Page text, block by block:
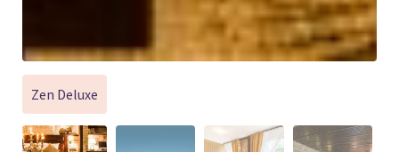
Zen Deluxe